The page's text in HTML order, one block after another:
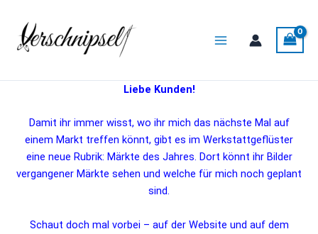
Inhalt
springen
Menu
Liebe Kunden!
Damit ihr immer wisst, wo ihr mich das nächste Mal auf
einem Markt treffen könnt, gibt es im Werkstattgeflüster
eine neue Rubrik: Märkte des Jahres. Dort könnt ihr Bilder
vergangener Märkte sehen und welche für mich noch geplant
sind.
Schaut doch mal vorbei – auf der Website und auf dem